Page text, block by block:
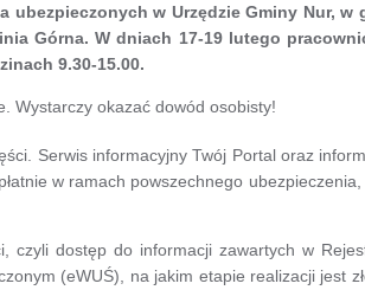
w Urzędzie Gminy Nur, w
Górna. W dniach 17-19 lutego
9.30-15.00.
Wystarczy okazać dowód osobisty!
Serwis informacyjny Twój Portal oraz
w ramach powszechnego
czyli dostęp do informacji zawartych w
(eWUŚ), na jakim etapie realizacji jest